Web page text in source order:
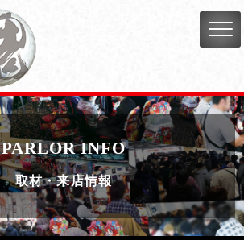
PARLOR INFO
取材・来店情報